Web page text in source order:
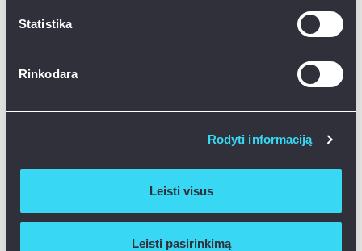
Statistika
Rinkodara
Rodyti informaciją
Leisti visus
Leisti pasirinkimą